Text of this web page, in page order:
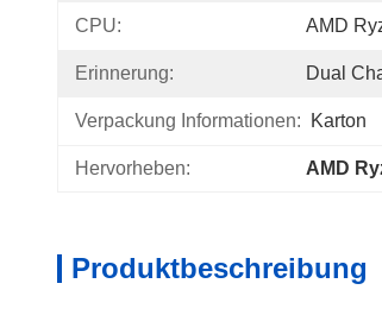
CPU: AMD
Erinnerung: Dual
Verpackung Informationen: Karton
Hervorheben: AMD
Produktbeschreibung